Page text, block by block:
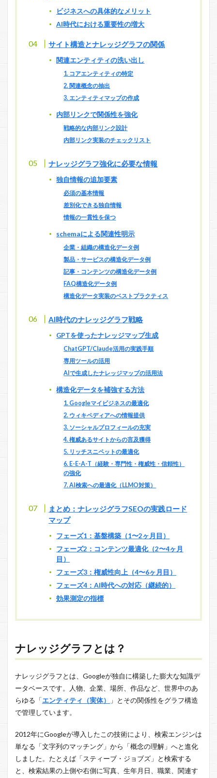
ビジネスへの具体的なメリット
AI時代における重要性の増大
サイト構造とナレッジグラフの関係
関連エンティティの洗い出し
1. コアエンティティの特定
2. 関連概念の抽出
3. エンティティマップの作成
内部リンクで関係性を強化
戦略的な内部リンク設計
内部リンク実装のチェックリスト
ナレッジグラフ強化に必要な情報
独自情報の追加要素
必須の基本情報
差別化できる独自情報
情報の一貫性を保つ
schemaによる関連性明示
企業・組織の構造化データ例
製品・サービスの構造化データ例
記事・コンテンツの構造化データ例
FAQ構造化データ例
構造化データ実装のベストプラクティス
AI時代のナレッジグラフ戦略
GPTを使ったナレッジマップ生成
ChatGPT/Claude活用の実践手順
専用ツールの活用
AIで生成したナレッジマップの活用法
構造化データを補強する方法
1. Googleマイビジネスの最適化
2. ウィキペディアへの情報提供
3. ソーシャルプロフィールの充実
4. 権威あるサイトからの言及獲得
5. リッチスニペットの最適化
6. E-E-A-T（経験・専門性・権威性・信頼性）
の強化
7. AI検索への最適化（LLMO対策）
まとめ：ナレッジグラフSEOの実践ロード
マップ
フェーズ1：基盤構築（1〜2ヶ月目）
フェーズ2：コンテンツ最適化（2〜4ヶ月
目）
フェーズ3：権威性向上（4〜6ヶ月目）
フェーズ4：AI時代への対応（継続的）
効果測定の指標
ナレッジグラフとは？
ナレッジグラフとは、Googleが独自に構築した膨大な知識デ
ータベースです。人物、企業、場所、作品など、世界中のあ
らゆる「エンティティ（実体）
」とその関係性をグラフ構造
で管理しています。
2012年にGoogleが導入したこの技術により、検索エンジンは
単なる「文字列のマッチング」から「概念の理解」へと進化
しました。たとえば「スティーブ・ジョブズ」と検索する
と、検索結果の上側や右側に写真、生年月日、職業、関連す